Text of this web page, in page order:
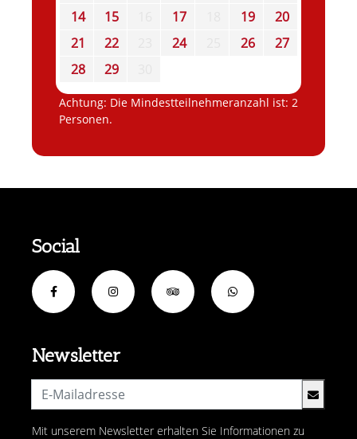
14
15 17 19
20
21
22 24 26
27
28
29
Achtung: Die Mindestteilnehmeranzahl ist: 2
Personen.
Newsletter
Mit unserem Newsletter erhalten Sie Informationen zu
Social